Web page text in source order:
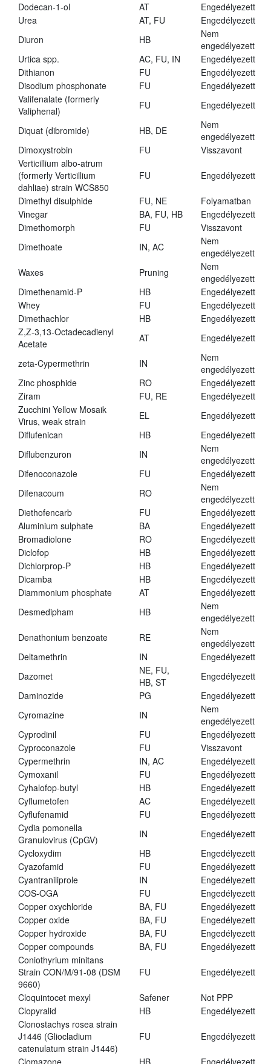
Dodecan-1-ol AT
Engedélyezett
Urea
AT, FU
Engedélyezett
Diuron
HB
Nem
engedélyezett
Urtica spp.
AC, FU, IN
Engedélyezett
Dithianon
FU
Engedélyezett
Disodium phosphonate
FU
Engedélyezett
Valifenalate (formerly
Valiphenal)
FU Engedélyezett
Diquat (dibromide) HB, DE
Nem
engedélyezett
Dimoxystrobin
FU
Visszavont
Verticillium albo-atrum
(formerly Verticillium
dahliae) strain WCS850
FU Engedélyezett
Dimethyl disulphide FU, NE
Folyamatban
Vinegar
BA, FU, HB
Engedélyezett
Dimethomorph
FU
Visszavont
Dimethoate
IN, AC
Nem
engedélyezett
Waxes
Pruning
Nem
engedélyezett
Dimethenamid-P
HB
Engedélyezett
Whey
FU
Engedélyezett
Dimethachlor
HB
Engedélyezett
Z,Z-3,13-Octadecadienyl
Acetate
AT Engedélyezett
zeta-Cypermethrin IN
Nem
engedélyezett
Zinc phosphide
RO
Engedélyezett
Ziram
FU, RE
Engedélyezett
Zucchini Yellow Mosaik
Virus, weak strain
EL
Engedélyezett
Diflufenican
HB
Engedélyezett
Diflubenzuron
IN
Nem
engedélyezett
Difenoconazole
FU
Engedélyezett
Difenacoum
RO
Nem
engedélyezett
Diethofencarb
FU
Engedélyezett
Aluminium sulphate
BA
Engedélyezett
Bromadiolone
RO
Engedélyezett
Diclofop
HB
Engedélyezett
Dichlorprop-P
HB
Engedélyezett
Dicamba
HB
Engedélyezett
Diammonium phosphate
AT
Engedélyezett
Desmedipham
HB
Nem
engedélyezett
Denathonium benzoate
RE
Nem
engedélyezett
Deltamethrin
IN
Engedélyezett
Dazomet
NE, FU,
HB, ST
Engedélyezett
Daminozide
PG
Engedélyezett
Cyromazine
IN
Nem
engedélyezett
Cyprodinil
FU
Engedélyezett
Cyproconazole
FU
Visszavont
Cypermethrin
IN, AC
Engedélyezett
Cymoxanil
FU
Engedélyezett
Cyhalofop-butyl
HB
Engedélyezett
Cyflumetofen
AC
Engedélyezett
Cyflufenamid
FU
Engedélyezett
Cydia pomonella
Granulovirus (CpGV)
IN
Engedélyezett
Cycloxydim
HB
Engedélyezett
Cyazofamid
FU
Engedélyezett
Cyantraniliprole
IN
Engedélyezett
COS-OGA
FU
Engedélyezett
Copper oxychloride
BA, FU
Engedélyezett
Copper oxide
BA, FU
Engedélyezett
Copper hydroxide
BA, FU
Engedélyezett
Copper compounds
BA, FU
Engedélyezett
Coniothyrium minitans
Strain CON/M/91-08 (DSM
9660)
FU Engedélyezett
Cloquintocet mexyl Safener
Not PPP
Clopyralid
HB
Engedélyezett
Clonostachys rosea strain
J1446 (Gliocladium
catenulatum strain J1446)
FU Engedélyezett